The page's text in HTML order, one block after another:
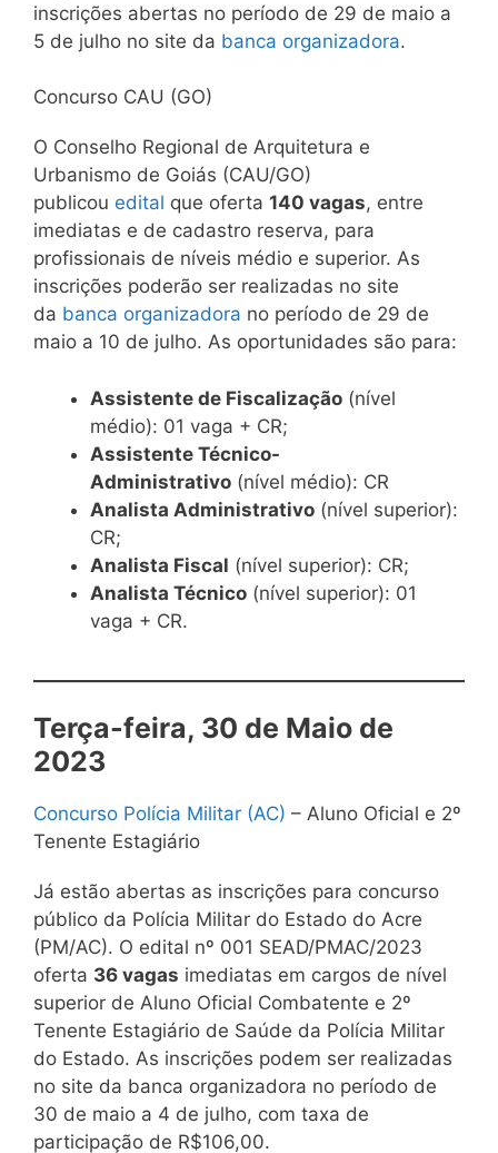
inscrições abertas no período de 29 de maio a
5 de julho no site da banca organizadora.
Concurso CAU (GO)
O Conselho Regional de Arquitetura e
Urbanismo de Goiás (CAU/GO)
publicou edital que oferta 140 vagas, entre
imediatas e de cadastro reserva, para
profissionais de níveis médio e superior. As
inscrições poderão ser realizadas no site
da banca organizadora no período de 29 de
maio a 10 de julho. As oportunidades são para:
Assistente de Fiscalização (nível
médio): 01 vaga + CR;
Assistente Técnico-
Administrativo (nível médio): CR
Analista Administrativo (nível superior):
CR;
Analista Fiscal (nível superior): CR;
Analista Técnico (nível superior): 01
vaga + CR.
Terça-feira, 30 de Maio de
2023
Concurso Polícia Militar (AC) – Aluno Oficial e 2º
Tenente Estagiário
Já estão abertas as inscrições para concurso
público da Polícia Militar do Estado do Acre
(PM/AC). O edital nº 001 SEAD/PMAC/2023
oferta 36 vagas imediatas em cargos de nível
superior de Aluno Oficial Combatente e 2º
Tenente Estagiário de Saúde da Polícia Militar
do Estado. As inscrições podem ser realizadas
no site da banca organizadora no período de
30 de maio a 4 de julho, com taxa de
participação de R$106,00.